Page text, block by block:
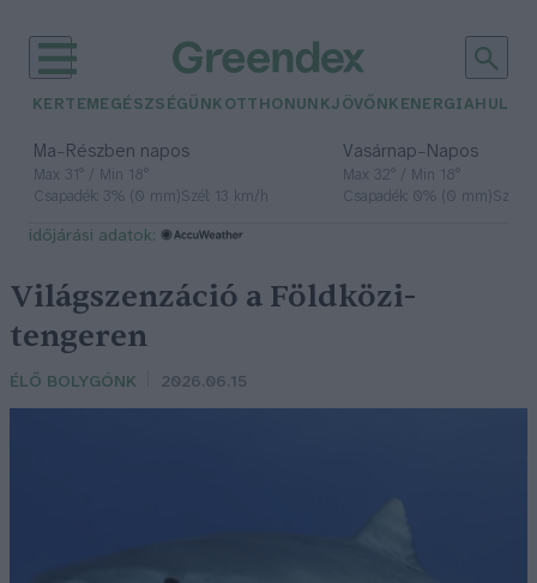
KERTEM EGÉSZSÉGÜNK OTTHONUNKJÖVŐNK ENERGIA
Ma– Részben napos
Max 31° / Min 18°
Csapadék: 3% (0 mm)Szél: 13 km/h
Vasárnap– Napos
Max 32° / Min 18°
Csapadék: 0% (0 mm)Szél:
időjárási adatok:
Világszenzáció a Földközi-
tengeren
ÉLŐ BOLYGÓNK 2026.06.15